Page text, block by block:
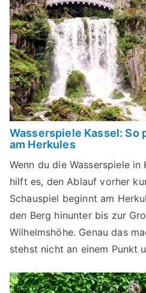
Wasserspiele Kassel: So
am Herkules
Wenn du die Wasserspiele in
hilft es, den Ablauf vorher
Schauspiel beginnt am
den Berg hinunter bis zur
Wilhelmshöhe. Genau das
stehst nicht an einem Punkt